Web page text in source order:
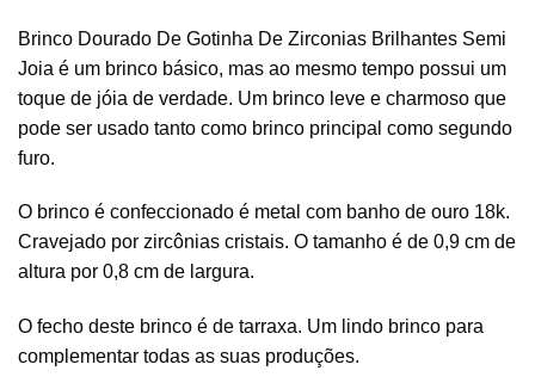
Brinco Dourado De Gotinha De Zirconias Brilhantes Semi
Joia é um brinco básico, mas ao mesmo tempo possui um
toque de jóia de verdade. Um brinco leve e charmoso que
pode ser usado tanto como brinco principal como segundo
furo.
O brinco é confeccionado é metal com banho de ouro 18k.
Cravejado por zircônias cristais. O tamanho é de 0,9 cm de
altura por 0,8 cm de largura.
O fecho deste brinco é de tarraxa. Um lindo brinco para
complementar todas as suas produções.